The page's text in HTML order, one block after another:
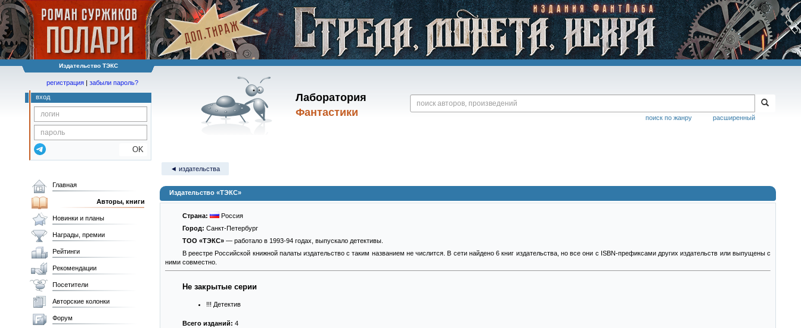
Издательство ТЭКС
Лаборатория
Фантастики
расширенный
поиск по жанру
регистрация | забыли пароль?
вход
OK
◄ издательства
Издательство «ТЭКС»
Страна:
Россия
Город: Санкт-Петербург
ТОО «ТЭКС»— работало в 1993-94 годах, выпускало детективы.
В реестре Российской книжной палаты издательство с таким названием не числится. В сети найдено 6 книг издательства, но все они с ISBN-префиксами других издательств или выпущены с
ними совместно.
Не закрытые серии
!!! Детектив
Всего изданий: 4
Главная
Авторы, книги
Новинки и планы
Награды, премии
Рейтинги
Рекомендации
Посетители
Авторские колонки
Форум